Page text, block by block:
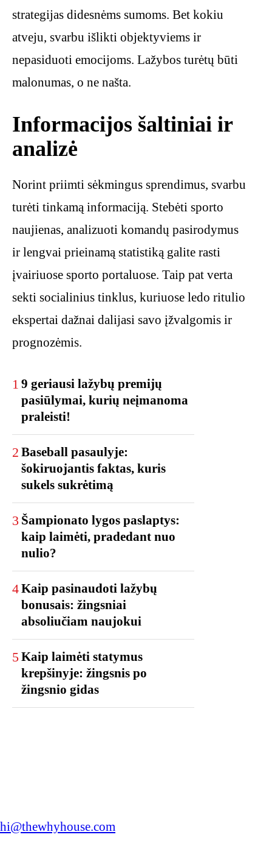
strategijas didesnėms sumoms. Bet kokiu
atveju, svarbu išlikti objektyviems ir
nepasiduoti emocijoms. Lažybos turėtų būti
malonumas, o ne našta.
Informacijos šaltiniai ir
analizė
Norint priimti sėkmingus sprendimus, svarbu
turėti tinkamą informaciją. Stebėti sporto
naujienas, analizuoti komandų pasirodymus
ir lengvai prieinamą statistiką galite rasti
įvairiuose sporto portaluose. Taip pat verta
sekti socialinius tinklus, kuriuose ledo ritulio
ekspertai dažnai dalijasi savo įžvalgomis ir
prognozėmis.
1 9 geriausi lažybų premijų
pasiūlymai, kurių neįmanoma
praleisti!
2 Baseball pasaulyje:
šokiruojantis faktas, kuris
sukels sukrėtimą
3 Šampionato lygos paslaptys:
kaip laimėti, pradedant nuo
nulio?
4Kaip pasinaudoti lažybų
bonusais: žingsniai
absoliučiam naujokui
5Kaip laimėti statymus
krepšinyje: žingsnis po
žingsnio gidas
hi@thewhyhouse.com